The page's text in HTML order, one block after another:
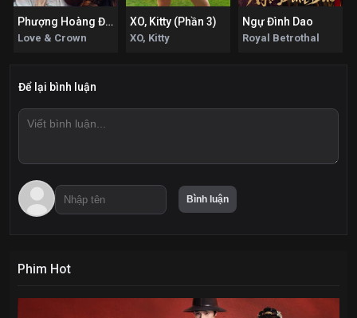
Phượng Hoàng Đài Thượng
Love & Crown
XO, Kitty (Phần 3)
XO, Kitty
Ngự Đình Dao
Royal Betrothal
Để lại bình luận
Phim Hot